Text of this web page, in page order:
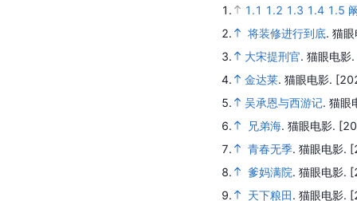
1. 1.1 1.2 1.3 1.4 1.5
2.
将装修进行到底. 猫
3.
大宋提刑官. 猫眼电影.
4.
金达莱. 猫眼电影.
5.
吴承恩与西游记. 猫眼
6.
兄弟海. 猫眼电影.
7.
青春无季. 猫眼电影.
8.
爹妈满院. 猫眼电影.
9.
天下粮田. 猫眼电影.